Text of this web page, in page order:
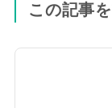
この記事